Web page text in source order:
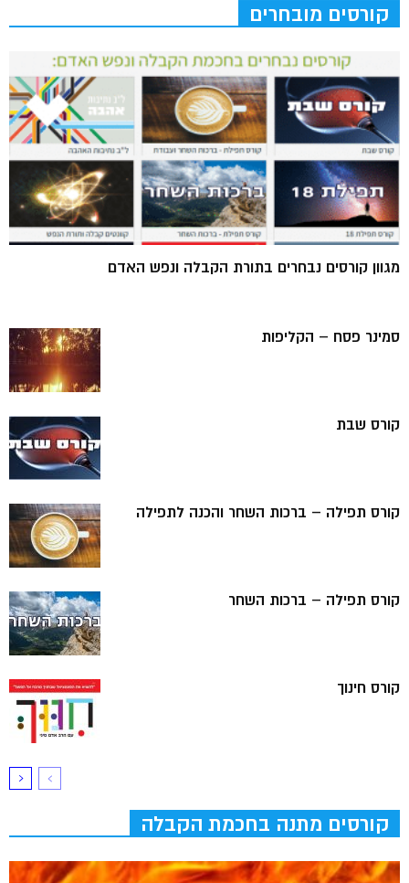
קורסים מובחרים
מגוון קורסים נבחרים בתורת הקבלה ונפש האדם
סמינר פסח – הקליפות
קורס שבת
קורס תפילה – ברכות השחר והכנה לתפילה
קורס תפילה – ברכות השחר
קורס חינוך
קורסים מתנה בחכמת הקבלה